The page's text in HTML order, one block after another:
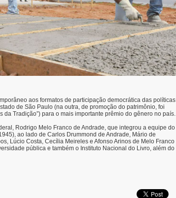
aos formatos de participação democrática das políticas
de São Paulo (na outra, de promoção do patrimônio, foi
Tradição”) para o mais importante prêmio do gênero no país.
Rodrigo Melo Franco de Andrade, que integrou a equipe do
ao lado de Carlos Drummond de Andrade, Mário de
Lúcio Costa, Cecília Meireles e Afonso Arinos de Melo Franco
pública e também o Instituto Nacional do Livro, além do